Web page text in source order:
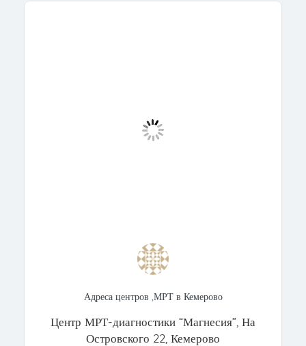
Адреса центров ,МРТ в Кемерово
Центр МРТ-диагностики “Магнесия”, На
Островского 22, Кемерово